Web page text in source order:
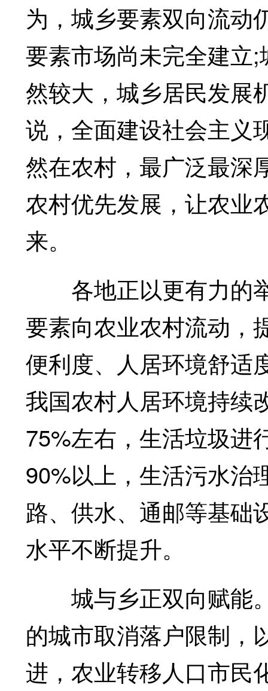
为，城乡要素双向流动
要素市场尚未完全建立
然较大，城乡居民发展
说，全面建设社会主义
然在农村，最广泛最深
农村优先发展，让农业
来。
各地正以更有力的
要素向农业农村流动，
便利度、人居环境舒适
我国农村人居环境持续
75%左右，生活垃圾进
90%以上，生活污水治
路、供水、通邮等基础
水平不断提升。
城与乡正双向赋能
的城市取消落户限制，
进，农业转移人口市民